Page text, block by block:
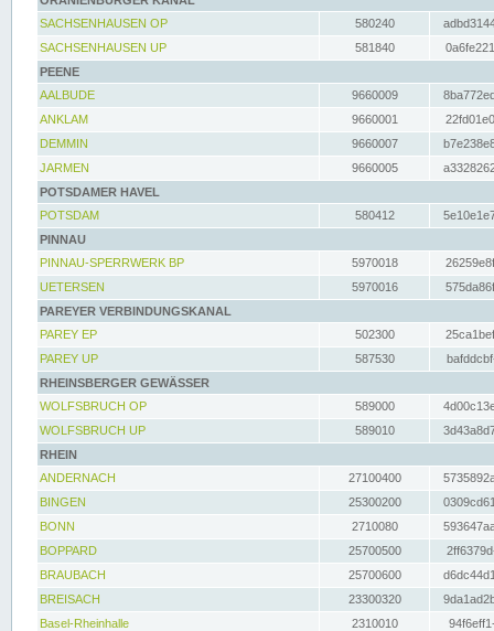
SACHSENHAUSEN OP
580240
SACHSENHAUSEN UP
581840
PEENE
AALBUDE
9660009
ANKLAM
9660001
DEMMIN
9660007
JARMEN
9660005
POTSDAMER HAVEL
POTSDAM
580412
PINNAU
PINNAU-SPERRWERK BP
5970018
UETERSEN
5970016
PAREYER VERBINDUNGSKANAL
PAREY EP
502300
PAREY UP
587530
RHEINSBERGER GEWÄSSER
WOLFSBRUCH OP
589000
WOLFSBRUCH UP
589010
RHEIN
ANDERNACH
27100400
BINGEN
25300200
BONN
2710080
BOPPARD
25700500
BRAUBACH
25700600
BREISACH
23300320
Basel-Rheinhalle
2310010